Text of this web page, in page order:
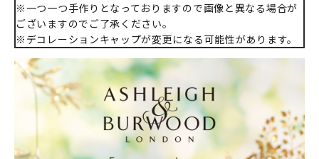
※一つ一つ手作りとなっておりますので画像と異なる場合が
ございますのでご了承ください。
※デコレーションキャップが変更になる可能性があります。